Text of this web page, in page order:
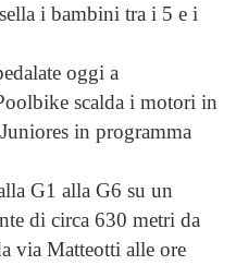
i bambini tra i 5 e i
oggi a
scalda i motori in
in programma
G1 alla G6 su un
di circa 630 metri da
via Matteotti alle ore